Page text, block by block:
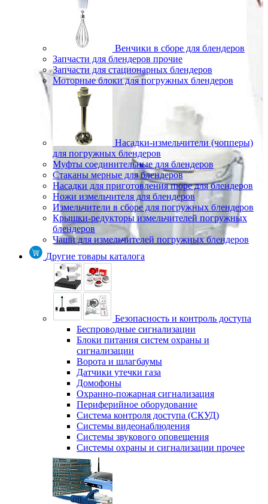
Венчики в сборе для блендеров
Запчасти для блендеров прочие
Запчасти для стационарных блендеров
Моторные блоки для погружных блендеров
Насадки-измельчители (чопперы)
для погружных блендеров
Муфты соединительные для блендеров
Стаканы мерные для блендеров
Насадки для приготовления пюре для блендеров
Ножи измельчителя для блендеров
Измельчители в сборе для погружных блендеров
Крышки-редукторы измельчителей погружных
блендеров
Чаши для измельчителей погружных блендеров
Другие товары каталога
Безопасность и контроль доступа
Беспроводные сигнализации
Блоки питания систем охраны и
сигнализации
Ворота и шлагбаумы
Датчики утечки газа
Домофоны
Охранно-пожарная сигнализация
Периферийное оборудование
Система контроля доступа (СКУД)
Системы видеонаблюдения
Системы звукового оповещения
Системы охраны и сигнализации прочее